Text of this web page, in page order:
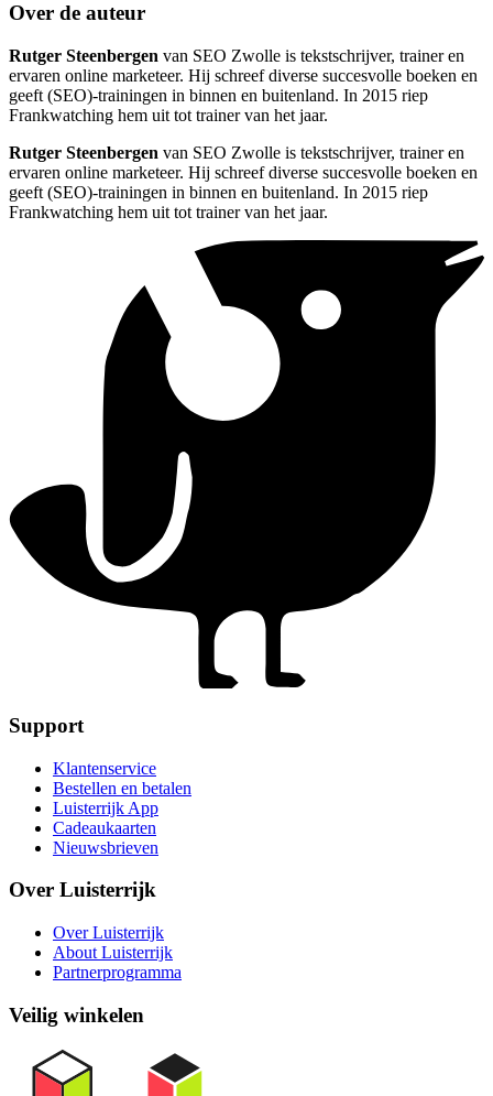
Over de auteur
Rutger Steenbergen van SEO Zwolle is tekstschrijver, trainer en
ervaren online marketeer. Hij schreef diverse succesvolle boeken en
geeft (SEO)-trainingen in binnen en buitenland. In 2015 riep
Frankwatching hem uit tot trainer van het jaar.
Rutger Steenbergen van SEO Zwolle is tekstschrijver, trainer en
ervaren online marketeer. Hij schreef diverse succesvolle boeken en
geeft (SEO)-trainingen in binnen en buitenland. In 2015 riep
Frankwatching hem uit tot trainer van het jaar.
Support
Klantenservice
Bestellen en betalen
Luisterrijk App
Cadeaukaarten
Nieuwsbrieven
Over Luisterrijk
Over Luisterrijk
About Luisterrijk
Partnerprogramma
Veilig winkelen